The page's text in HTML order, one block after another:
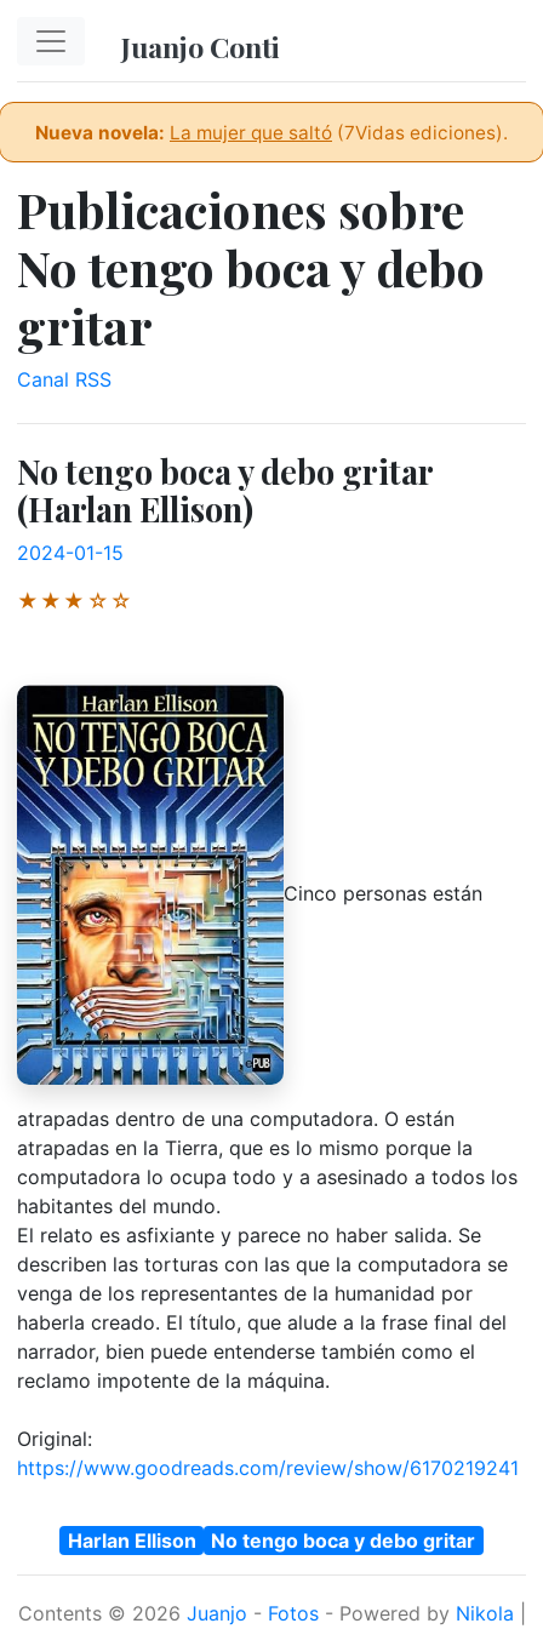
Juanjo Conti
Nueva novela: La mujer que saltó (7Vidas ediciones).
Publicaciones sobre
No tengo boca y debo
gritar
Canal RSS
No tengo boca y debo gritar
(Harlan Ellison)
2024-01-15
★★★☆☆
Cinco personas están
atrapadas dentro de una computadora. O están
atrapadas en la Tierra, que es lo mismo porque la
computadora lo ocupa todo y a asesinado a todos los
habitantes del mundo.
El relato es asfixiante y parece no haber salida. Se
describen las torturas con las que la computadora se
venga de los representantes de la humanidad por
haberla creado. El título, que alude a la frase final del
narrador, bien puede entenderse también como el
reclamo impotente de la máquina.
Original:
https://www.goodreads.com/review/show/6170219241
Harlan Ellison No tengo boca y debo gritar
Contents © 2026 Juanjo - Fotos- Powered by Nikola